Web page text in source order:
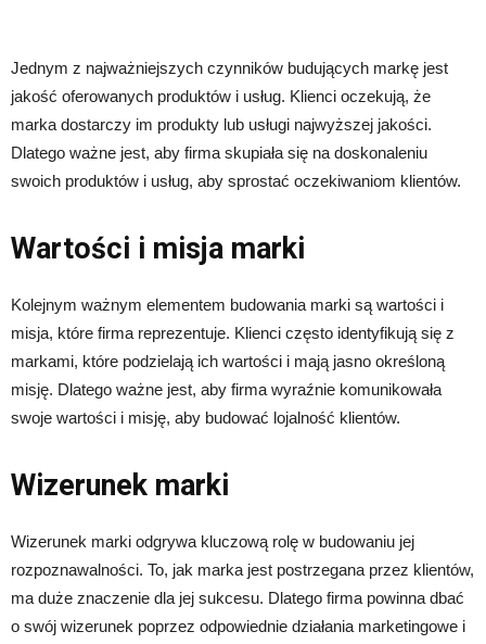
Jednym z najważniejszych czynników budujących markę jest
jakość oferowanych produktów i usług. Klienci oczekują, że
marka dostarczy im produkty lub usługi najwyższej jakości.
Dlatego ważne jest, aby firma skupiała się na doskonaleniu
swoich produktów i usług, aby sprostać oczekiwaniom klientów.
Wartości i misja marki
Kolejnym ważnym elementem budowania marki są wartości i
misja, które firma reprezentuje. Klienci często identyfikują się z
markami, które podzielają ich wartości i mają jasno określoną
misję. Dlatego ważne jest, aby firma wyraźnie komunikowała
swoje wartości i misję, aby budować lojalność klientów.
Wizerunek marki
Wizerunek marki odgrywa kluczową rolę w budowaniu jej
rozpoznawalności. To, jak marka jest postrzegana przez klientów,
ma duże znaczenie dla jej sukcesu. Dlatego firma powinna dbać
o swój wizerunek poprzez odpowiednie działania marketingowe i